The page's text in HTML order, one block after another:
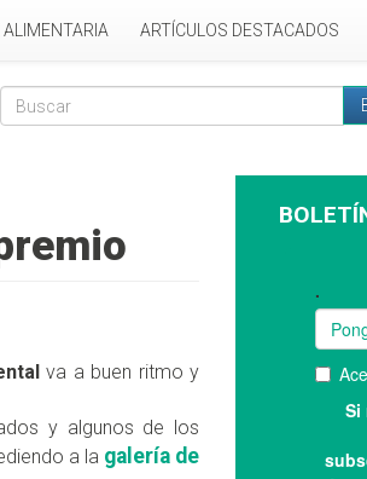
ALIMENTARIA ARTÍCULOS DESTACADOS
Formulario de
va a buen ritmo y
y algunos de los
a la galería de